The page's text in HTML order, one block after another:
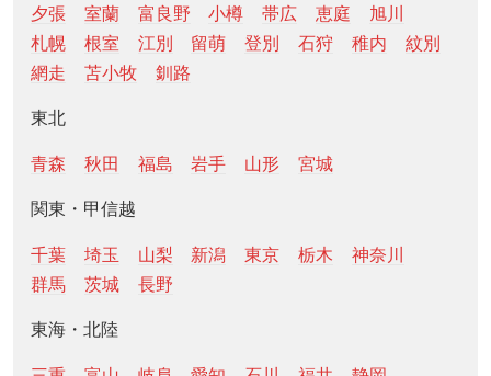
夕張
室蘭 富良野 小樽 帯広 恵庭
旭川
札幌
根室 江別 留萌 登別 石狩 稚内
紋別
網走
苫小牧 釧路
東北
青森 秋田 福島 岩手 山形 宮城
関東・甲信越
千葉 埼玉 山梨 新潟 東京 栃木
神奈川
群馬
茨城 長野
東海・北陸